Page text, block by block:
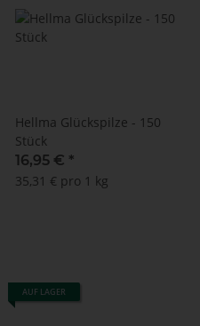
Hellma Glückspilze - 150
Stück
16,95 € *
35,31 € pro 1 kg
AUF LAGER